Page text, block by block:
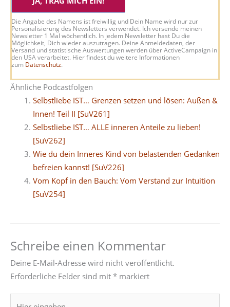
Die Angabe des Namens ist freiwillig und Dein Name wird nur zur
Personalisierung des Newsletters verwendet. Ich versende meinen
Newsletter 1 Mal wöchentlich. In jedem Newsletter hast Du die
Möglichkeit, Dich wieder auszutragen. Deine Anmeldedaten, der
Versand und statistische Auswertungen werden über ActiveCampaign in
den USA verarbeitet. Hier findest du weitere Informationen
zum Datenschutz.
Ähnliche Podcastfolgen
Selbstliebe IST… Grenzen setzen und lösen: Außen &
Innen! Teil II [SuV261]
Selbstliebe IST… ALLE inneren Anteile zu lieben!
[SuV262]
Wie du dein Inneres Kind von belastenden Gedanken
befreien kannst! [SuV226]
Vom Kopf in den Bauch: Vom Verstand zur Intuition
[SuV254]
Schreibe einen Kommentar
Deine E-Mail-Adresse wird nicht veröffentlicht.
Erforderliche Felder sind mit * markiert